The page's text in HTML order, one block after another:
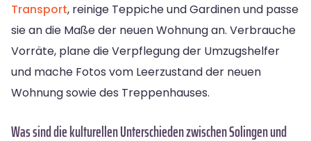
Transport, reinige Teppiche und Gardinen und passe
sie an die Maße der neuen Wohnung an. Verbrauche
Vorräte, plane die Verpflegung der Umzugshelfer
und mache Fotos vom Leerzustand der neuen
Wohnung sowie des Treppenhauses.
Was sind die kulturellen Unterschieden zwischen Solingen und